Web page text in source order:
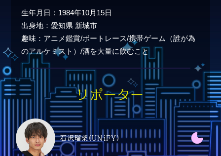
生年月日：1984年10月15日
出身地：愛知県 新城市
趣味：アニメ鑑賞/ボートレース/携帯ゲーム（誰が為
のアルケミスト）/酒を大量に飲むこと
リポーター
石沢瑠架(UNiFY)